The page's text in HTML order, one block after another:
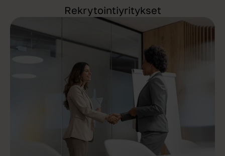
Rekrytointiyritykset